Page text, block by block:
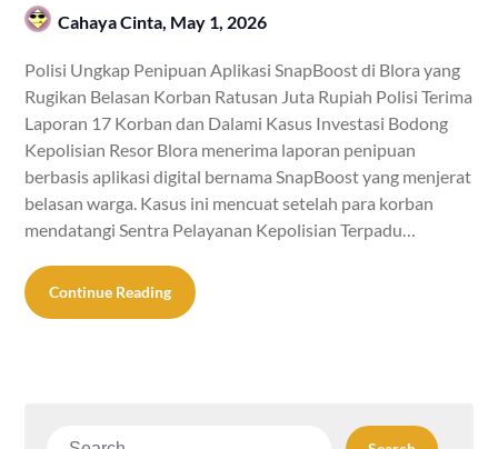
Cahaya Cinta, May 1, 2026
Polisi Ungkap Penipuan Aplikasi SnapBoost di Blora yang
Rugikan Belasan Korban Ratusan Juta Rupiah Polisi Terima
Laporan 17 Korban dan Dalami Kasus Investasi Bodong
Kepolisian Resor Blora menerima laporan penipuan
berbasis aplikasi digital bernama SnapBoost yang menjerat
belasan warga. Kasus ini mencuat setelah para korban
mendatangi Sentra Pelayanan Kepolisian Terpadu…
Continue Reading
Search